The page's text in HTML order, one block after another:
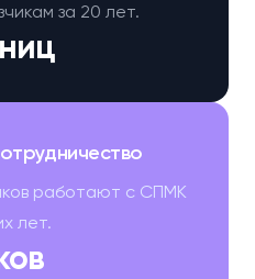
за 20 лет.
работают с СПМК
лет.